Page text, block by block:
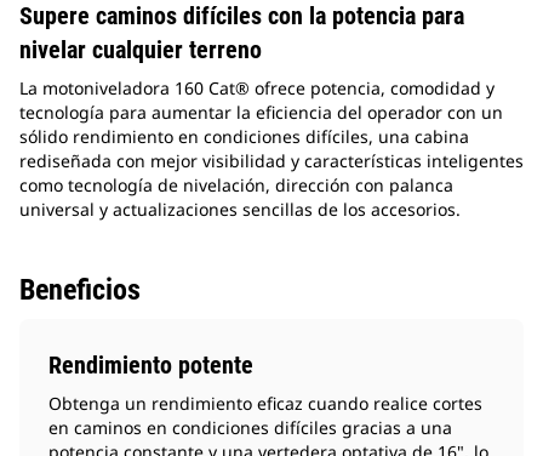
Supere caminos difíciles con la potencia para
nivelar cualquier terreno
La motoniveladora 160 Cat® ofrece potencia, comodidad y
tecnología para aumentar la eficiencia del operador con un
sólido rendimiento en condiciones difíciles, una cabina
rediseñada con mejor visibilidad y características inteligentes
como tecnología de nivelación, dirección con palanca
universal y actualizaciones sencillas de los accesorios.
Beneficios
Rendimiento potente
Obtenga un rendimiento eficaz cuando realice cortes
en caminos en condiciones difíciles gracias a una